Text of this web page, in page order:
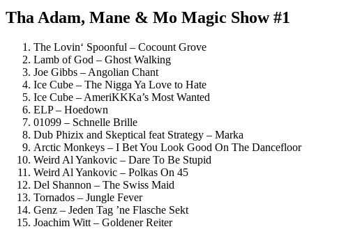
Tha Adam, Mane & Mo Magic Show #1
The Lovin‘ Spoonful – Cocount Grove
Lamb of God – Ghost Walking
Joe Gibbs – Angolian Chant
Ice Cube – The Nigga Ya Love to Hate
Ice Cube – AmeriKKKa’s Most Wanted
ELP – Hoedown
01099 – Schnelle Brille
Dub Phizix and Skeptical feat Strategy – Marka
Arctic Monkeys – I Bet You Look Good On The Dancefloor
Weird Al Yankovic – Dare To Be Stupid
Weird Al Yankovic – Polkas On 45
Del Shannon – The Swiss Maid
Tornados – Jungle Fever
Genz – Jeden Tag ’ne Flasche Sekt
Joachim Witt – Goldener Reiter